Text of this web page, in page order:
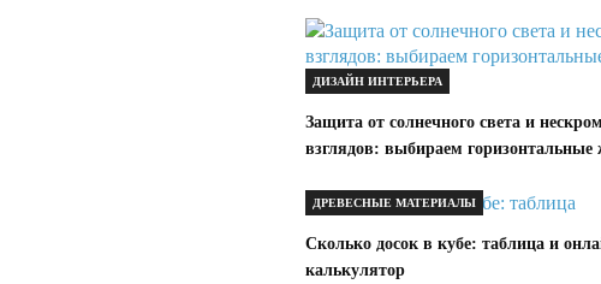
ДИЗАЙН ИНТЕРЬЕРА
Защита от солнечного света и
взглядов: выбираем
ДРЕВЕСНЫЕ МАТЕРИАЛЫ
Сколько досок в кубе: таблица и
калькулятор